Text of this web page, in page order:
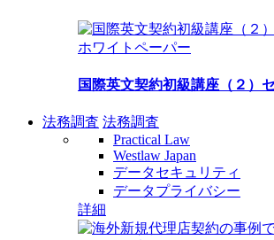
ホワイトペーパー
国際英文契約初級講座（２）
法務調査 法務調査
Practical Law
Westlaw Japan
データセキュリティ
データプライバシー
詳細